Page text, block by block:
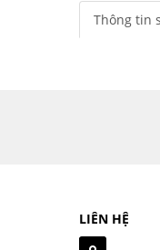
Thông tin
LIÊN HỆ